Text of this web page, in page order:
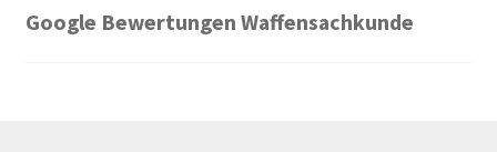
Google Bewertungen Waffensachkunde